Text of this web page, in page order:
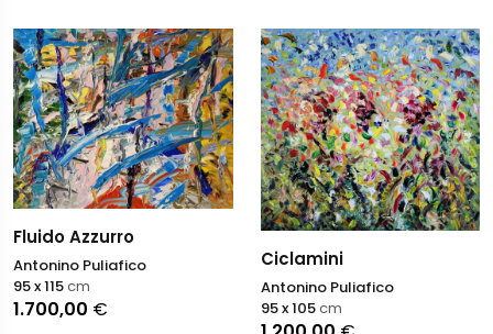
Fluido Azzurro
Antonino Puliafico
1.700,00 €
95 x 115cm
Ciclamini
Antonino Puliafico
95 x 105cm